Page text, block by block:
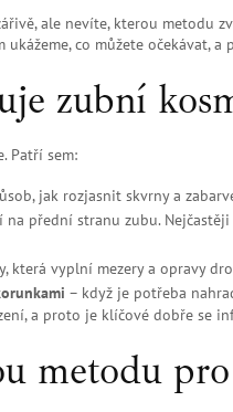
ale nevíte, kterou
co můžete očekávat,
zubní
Patří sem:
jak rozjasnit skvrny a
přední stranu zubu.
která vyplní mezery a opravy
– když je potřeba
a proto je klíčové dobře se
metodu pro